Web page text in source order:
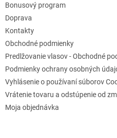
Bonusový program
Doprava
Kontakty
Obchodné podmienky
Predlžovanie vlasov - Obchodné
Podmienky ochrany osobných
Vyhlásenie o používaní súborov
Vrátenie tovaru a odstúpenie od
Moja objednávka